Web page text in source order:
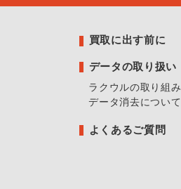
買取に出す前に
データの取り扱い
ラクウルの取り組み
データ消去について
よくあるご質問